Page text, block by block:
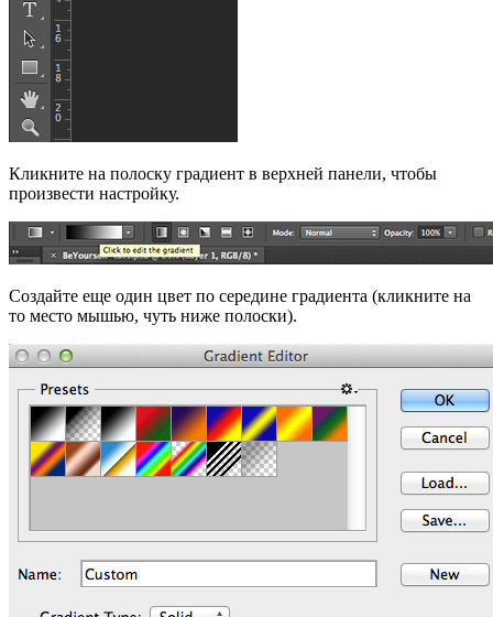
Кликните на полоску градиент в верхней панели, чтобы
произвести настройку.
Создайте еще один цвет по середине градиента (кликните на
то место мышью, чуть ниже полоски).